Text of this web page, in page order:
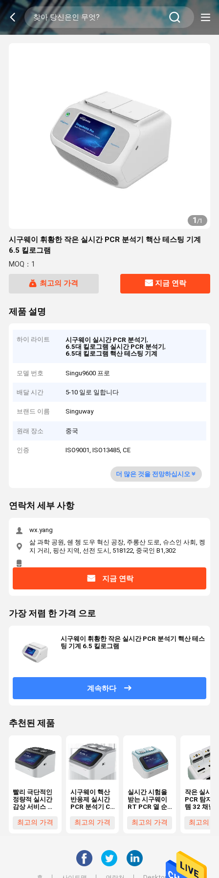
1/1
시구웨이 휘황한 작은 실시간 PCR 분석기 핵산 테스팅 기계
6.5 킬로그램
MOQ：1
최고의 가격 지금 연락
제품 설명
하이 라이트 시구웨이 실시간 PCR 분석기,
6.5대 킬로그램 실시간 PCR 분석기,
6.5대 킬로그램 핵산 테스팅 기계
모델 번호 Singu9600 프로
배달 시간 5-10 일로 일합니다
브랜드 이름 Singuway
원래 장소 중국
인증 ISO9001, ISO13485, CE
더 많은 것을 전망하십시오
연락처 세부 사항
wx.yang
삶 과학 공원, 쉔 쳉 도우 혁신 공장, 주롱산 도로, 슈스인 사회, 켕
지 거리, 핑산 지역, 선전 도시, 518122, 중국인 B1,302
지금 연락
가장 저렴 한 가격 으로
시구웨이 휘황한 작은 실시간 PCR 분석기 핵산 테스
팅 기계 6.5 킬로그램
계속하다
추천된 제품
빨리 극단적인
정량적 실시간
감상 서비스 열
계최고의 가격
시구웨이 핵산
반응제 실시간
PCR 분석기 CE
최고의 가격
실시간 시험을
받는 시구웨이
RT PCR 열 순
최고의 가격
작은 실시간
PCR 탐지
템 32 채널
기 기계
최고의